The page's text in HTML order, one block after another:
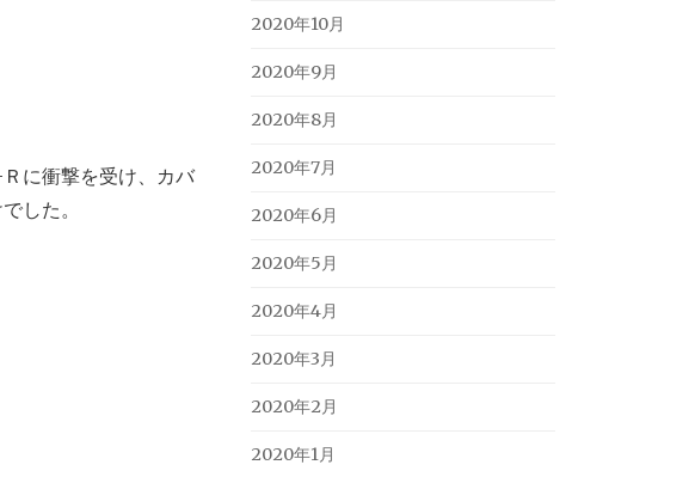
に衝撃を受け、カバ
した。
2020年10月
2020年9月
2020年8月
2020年7月
2020年6月
2020年5月
2020年4月
2020年3月
2020年2月
2020年1月